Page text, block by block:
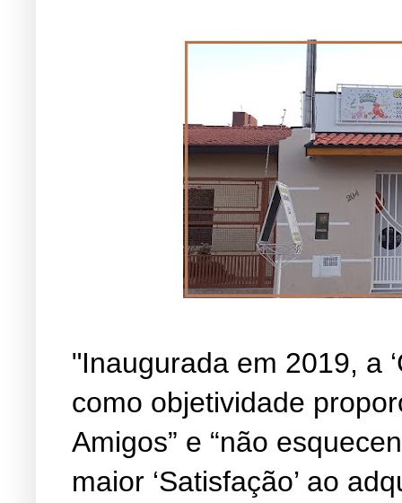
"Inaugurada em 2019, a
como objetividade
Amigos” e “não
maior ‘Satisfação’ ao